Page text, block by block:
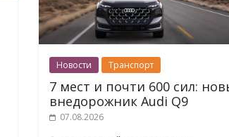
Новости Транспорт
7 мест и почти 600 сил:
внедорожник Audi Q9
07.08.2026